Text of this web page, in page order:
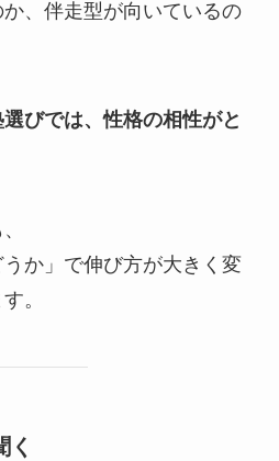
、伴走型が向いているの
びでは、性格の相性がと
うか」で伸び方が大きく変
。